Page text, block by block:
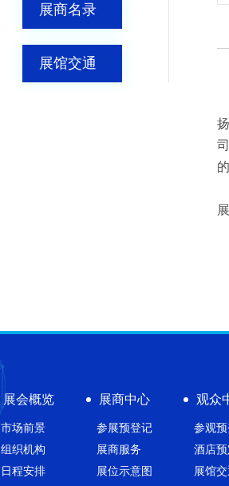
展商名录
展馆交通
展会概览
市场前景
组织机构
日程安排
展商中心
参展预登记
展商服务
展位示意图
观众
参观
酒店
展馆